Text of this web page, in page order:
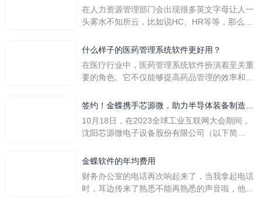
在人力资源管理部门会出现很多英文字母让人一
头雾水不知所云，比如说HC、HR等等，那么它
么呢？
什么样子的医药管理系统软件更好用？
在医疗行业中，医药管理系统软件扮演着至关重
要的角色。它不仅能够提高药品管理的效率和准
一个好用的医药管理系统软件应具备以下特点。
首先，系统的界面应直观易用，允许用户无障碍
地进行操作。 复杂的
签约！金蝶携手芯源微，助力半导体装备制造领
先企业迈向世界
10月18日，在2023全球工业互联网大会期间，
沈阳芯源微电子设备股份有限公司（以下简
下简称“金蝶”）在辽宁沈阳签署战略合作协议。
此次合作，将基于金蝶云·星空，建设芯源微运
营管控平台，从而实现公司产研一体化、业财一
体化，提升公司整体业务水平。
金蝶软件的年均费用
财务办公室的电话再次响起来了，当我拿起电话
时，耳边传来了熟悉不能再熟悉的声音啦，他就